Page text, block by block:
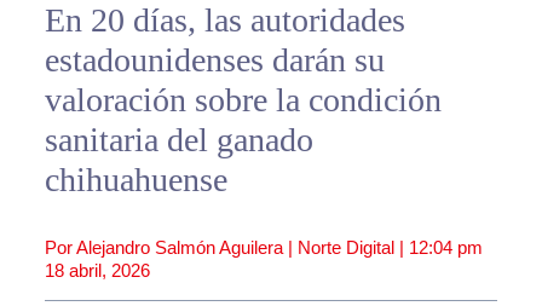
En 20 días, las autoridades
estadounidenses darán su
valoración sobre la condición
sanitaria del ganado
chihuahuense
Por Alejandro Salmón Aguilera | Norte Digital | 12:04 pm
18 abril, 2026